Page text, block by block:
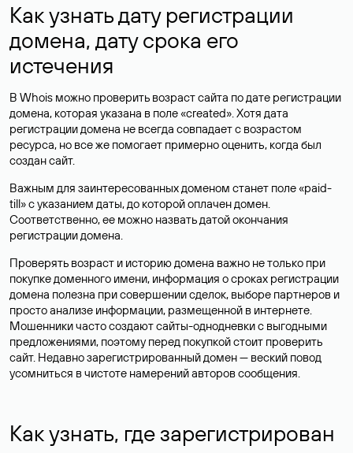
Как узнать дату регистрации
домена, дату срока его
истечения
В Whois можно проверить возраст сайта по дате регистрации
домена, которая указана в поле «created». Хотя дата
регистрации домена не всегда совпадает с возрастом
ресурса, но все же помогает примерно оценить, когда был
создан сайт.
Важным для заинтересованных доменом станет поле «paid-
till» с указанием даты, до которой оплачен домен.
Соответственно, ее можно назвать датой окончания
регистрации домена.
Проверять возраст и историю домена важно не только при
покупке доменного имени, информация о сроках регистрации
домена полезна при совершении сделок, выборе партнеров и
просто анализе информации, размещенной в интернете.
Мошенники часто создают сайты-однодневки с выгодными
предложениями, поэтому перед покупкой стоит проверить
сайт. Недавно зарегистрированный домен — веский повод
усомниться в чистоте намерений авторов сообщения.
Как узнать, где зарегистрирован